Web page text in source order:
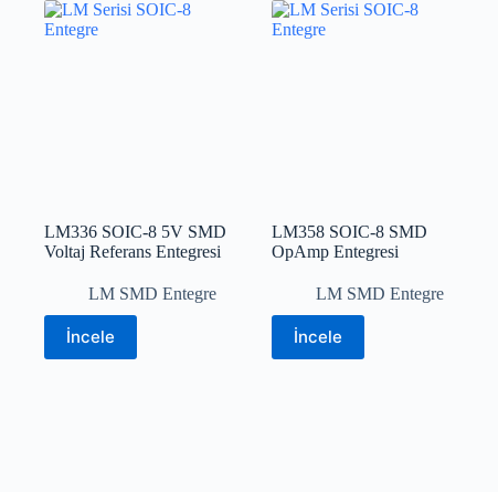
LM336 SOIC-8 5V SMD
Voltaj Referans Entegresi
LM SMD Entegre
İncele
LM358 SOIC-8 SMD
OpAmp Entegresi
LM SMD Entegre
İncele